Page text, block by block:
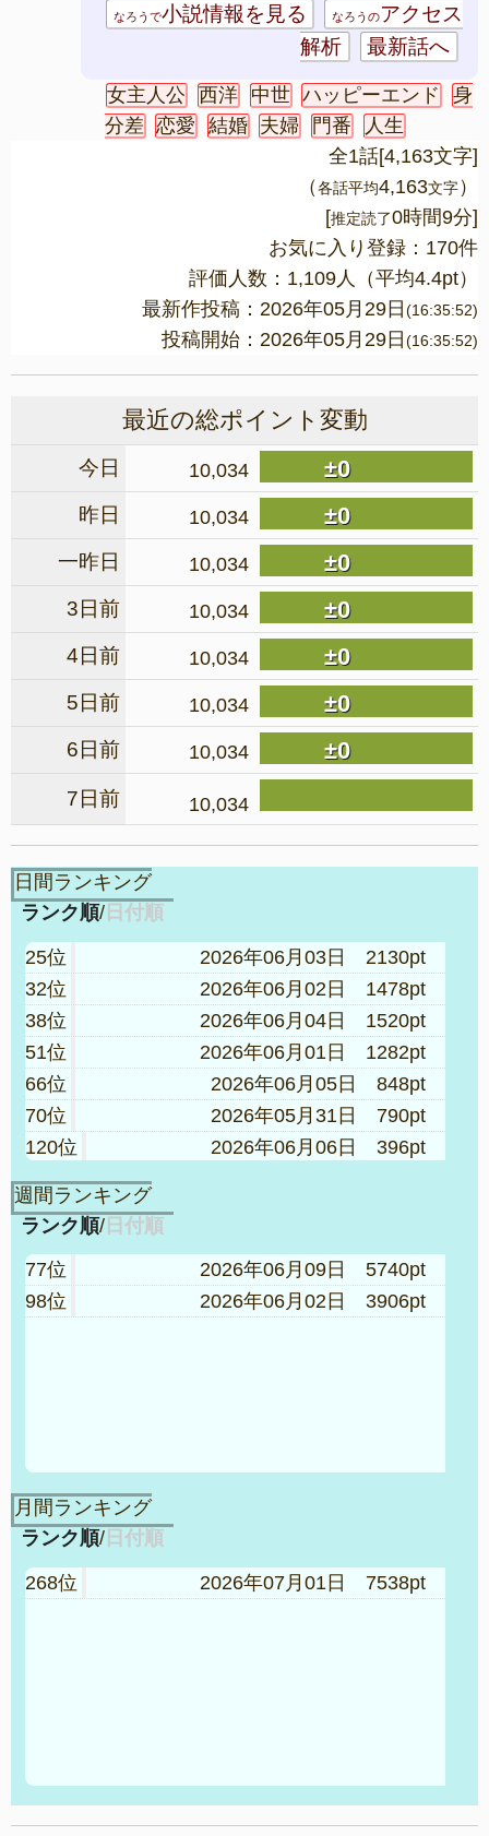
なろうで小説情報を見る なろうのアクセス
解析
最新話へ
女主人公 西洋 中世 ハッピーエンド
身
分差
恋愛 結婚 夫婦 門番
人生
全1話[4,163文字]
（各話平均4,163文字）
[推定読了0時間9分]
お気に入り登録：170件
評価人数： 1,109 人（平均4.4pt）
最新作投稿：2026年05月29日(16:35:52)
投稿開始：2026年05月29日(16:35:52)
最近の総ポイント変動
今日 10,034 ±0
昨日 10,034 ±0
一昨日 10,034 ±0
3日前 10,034 ±0
4日前 10,034 ±0
5日前 10,034 ±0
6日前 10,034 ±0
7日前 10,034
日間ランキング
ランク順/ 日付順
25位
2026年06月03日 2130pt
32位
2026年06月02日 1478pt
38位
2026年06月04日 1520pt
51位
2026年06月01日 1282pt
66位
2026年06月05日 848pt
70位
2026年05月31日 790pt
120位
2026年06月06日 396pt
120位
123位
148位
226位
2026年06月09日 190pt
週間ランキング
ランク順/ 日付順
77位
2026年06月09日 5740pt
98位
2026年06月02日 3906pt
月間ランキング
ランク順/ 日付順
268位 2026年07月01日 7538pt